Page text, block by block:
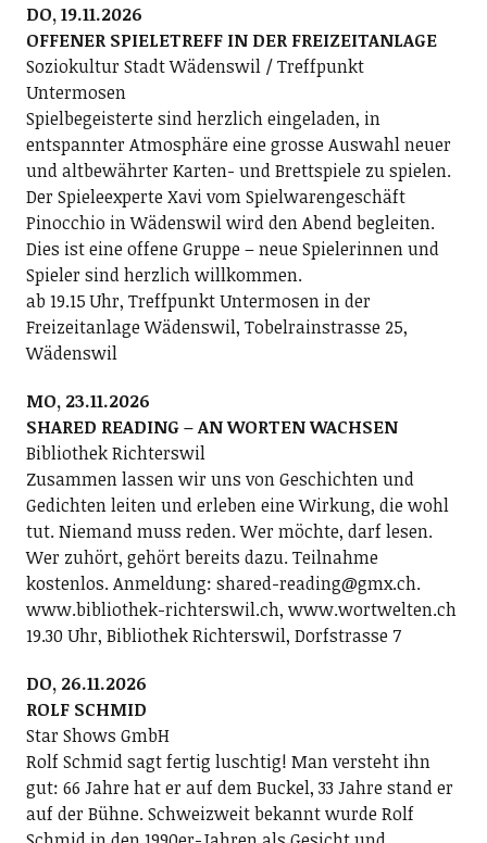
DO, 19.11.2026
OFFENER SPIELETREFF IN DER FREIZEITANLAGE
Soziokultur Stadt Wädenswil / Treffpunkt
Untermosen
Spielbegeisterte sind herzlich eingeladen, in
entspannter Atmosphäre eine grosse Auswahl neuer
und altbewährter Karten- und Brettspiele zu spielen.
Der Spieleexperte Xavi vom Spielwarengeschäft
Pinocchio in Wädenswil wird den Abend begleiten.
Dies ist eine offene Gruppe – neue Spielerinnen und
Spieler sind herzlich willkommen.
ab 19.15 Uhr, Treffpunkt Untermosen in der
Freizeitanlage Wädenswil, Tobelrainstrasse 25,
Wädenswil
MO, 23.11.2026
SHARED READING – AN WORTEN WACHSEN
Bibliothek Richterswil
Zusammen lassen wir uns von Geschichten und
Gedichten leiten und erleben eine Wirkung, die wohl
tut. Niemand muss reden. Wer möchte, darf lesen.
Wer zuhört, gehört bereits dazu. Teilnahme
kostenlos. Anmeldung: shared-reading@gmx.ch.
www.bibliothek-richterswil.ch, www.wortwelten.ch
19.30 Uhr, Bibliothek Richterswil, Dorfstrasse 7
DO, 26.11.2026
ROLF SCHMID
Star Shows GmbH
Rolf Schmid sagt fertig luschtig! Man versteht ihn
gut: 66 Jahre hat er auf dem Buckel, 33 Jahre stand er
auf der Bühne. Schweizweit bekannt wurde Rolf